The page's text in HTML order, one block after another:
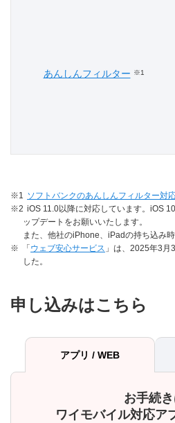
あんしんフィルター ※1
※1 ソフトバンクのあんしんフィルター対
※2 iOS 11.0以降に対応しています。iOS
ップデートをお願いいたします。
また、他社のiPhone、iPadの持ち込み
※
「 ウェブ安心サービス 」は、2025年3月
した。
申し込みはこちら
アプリ / WEB
お手続
ワイモバイル対応ア